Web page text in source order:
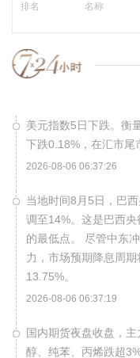
排名 名称
美元指数5日下跌。衡
下跌0.18%，在汇市尾
2026-08-06 06:37:26
当地时间8月5日，巴
调至14%。这是巴西
的最低点。 尽管中东
力，市场预期降息周
13.75%。
2026-08-06 06:37:19
国内期货夜盘收盘，
醇、纯苯、丙烯跌超